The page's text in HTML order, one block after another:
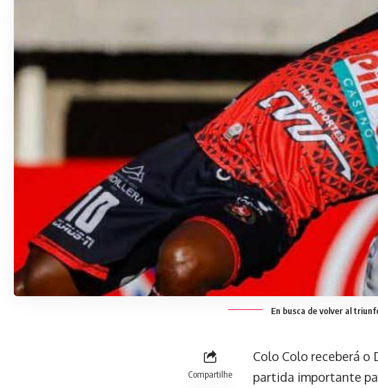
En busca de volver al
Compartilhe
Colo Colo receberá o
partida importante